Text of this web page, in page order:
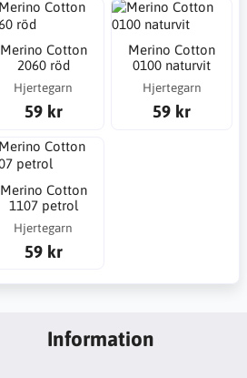
Merino Cotton
2060 röd
Hjertegarn
59 kr
Merino Cotton
0100 naturvit
Hjertegarn
59 kr
Merino Cotton
1107 petrol
Hjertegarn
59 kr
Information